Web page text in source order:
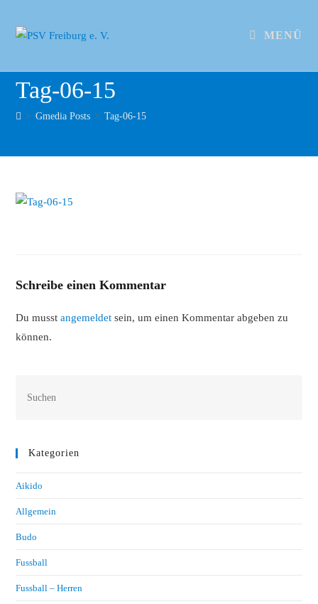
MENÜ
Tag-06-15
> Gmedia Posts > Tag-06-15
Schreibe einen Kommentar
Du musstangemeldet sein, um einen Kommentar abgeben zu
können.
Kategorien
Aikido
Allgemein
Budo
Fussball
Fussball – Herren